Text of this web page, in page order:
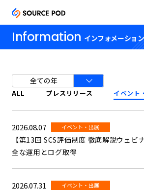
Information インフォメーション
ALL プレスリリース イベント
2026.08.07 イベント・出展
【第13回 SCS評価制度 徹底解説ウェビ
全な運用とログ取得
2026.07.31 イベント・出展